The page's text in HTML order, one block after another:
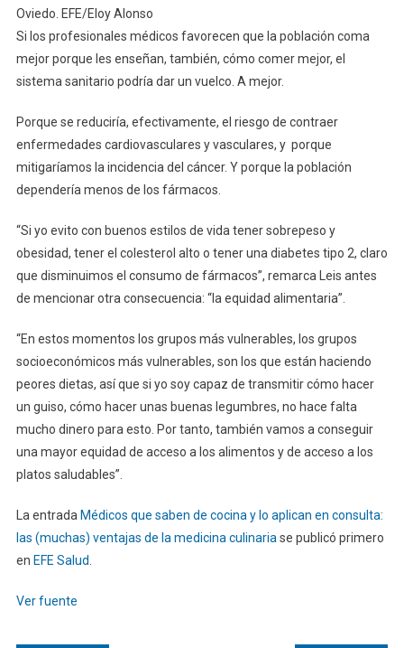
Oviedo. EFE/Eloy Alonso
Si los profesionales médicos favorecen que la población coma
mejor porque les enseñan, también, cómo comer mejor, el
sistema sanitario podría dar un vuelco. A mejor.
Porque se reduciría, efectivamente, el riesgo de contraer
enfermedades cardiovasculares y vasculares, y porque
mitigaríamos la incidencia del cáncer. Y porque la población
dependería menos de los fármacos.
“Si yo evito con buenos estilos de vida tener sobrepeso y
obesidad, tener el colesterol alto o tener una diabetes tipo 2, claro
que disminuimos el consumo de fármacos”, remarca Leis antes
de mencionar otra consecuencia: “la equidad alimentaria”.
“En estos momentos los grupos más vulnerables, los grupos
socioeconómicos más vulnerables, son los que están haciendo
peores dietas, así que si yo soy capaz de transmitir cómo hacer
un guiso, cómo hacer unas buenas legumbres, no hace falta
mucho dinero para esto. Por tanto, también vamos a conseguir
una mayor equidad de acceso a los alimentos y de acceso a los
platos saludables”.
La entrada Médicos que saben de cocina y lo aplican en consulta:
las (muchas) ventajas de la medicina culinariase publicó primero
en EFE Salud.
Ver fuente